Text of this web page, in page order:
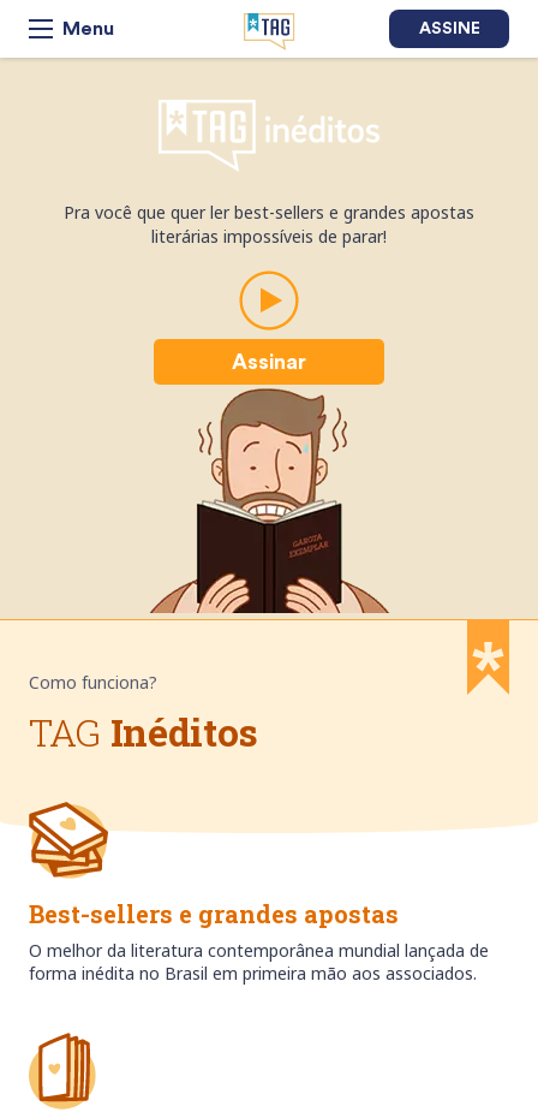
Menu ASSINE
Pra você que quer ler best-sellers e grandes apostas
literárias impossíveis de parar!
Assinar
Como funciona?
TAG Inéditos
Best-sellers e grandes apostas
O melhor da literatura contemporânea mundial lançada de
forma inédita no Brasil em primeira mão aos associados.